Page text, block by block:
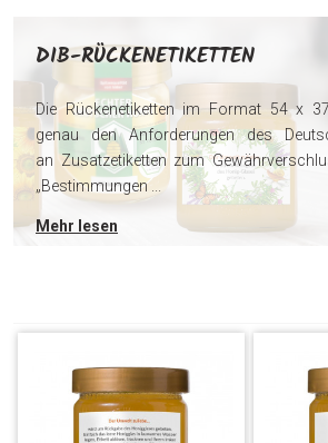
DIB-RÜCKENETIKETTEN
Die Rückenetiketten im Format 54 x
genau den Anforderungen des
an Zusatzetiketten zum
„Bestimmungen ...
Mehr lesen